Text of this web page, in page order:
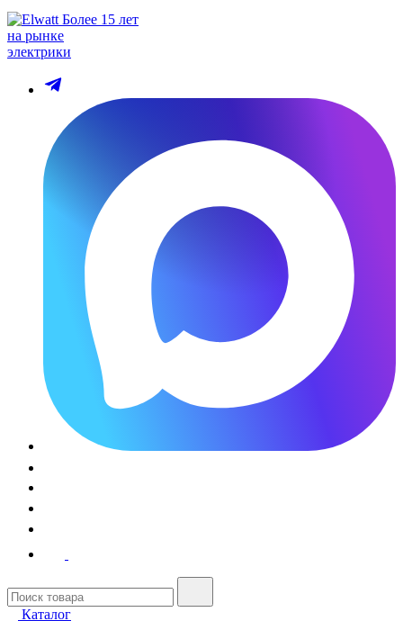
Более 15 лет
на рынке
электрики
Каталог